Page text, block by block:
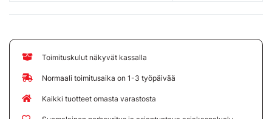
Toimituskulut näkyvät kassalla
Normaali toimitusaika on 1-3 työpäivää
Kaikki tuotteet omasta varastosta